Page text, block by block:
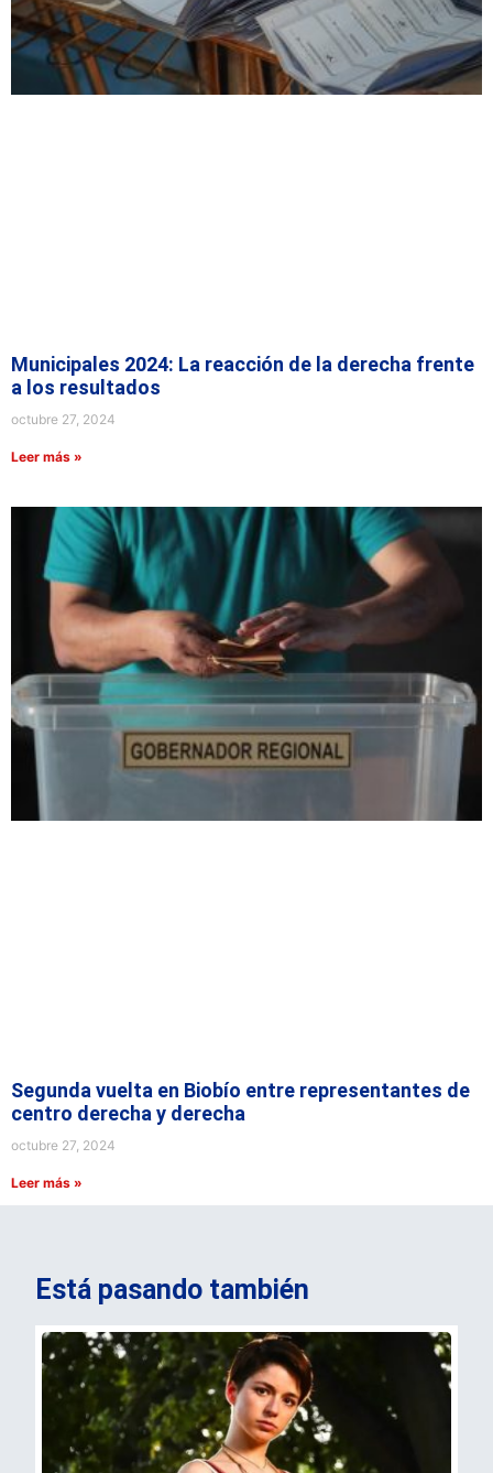
Municipales 2024: La reacción de la derecha frente
a los resultados
octubre 27, 2024
Leer más »
Segunda vuelta en Biobío entre representantes de
centro derecha y derecha
octubre 27, 2024
Leer más »
Está pasando también